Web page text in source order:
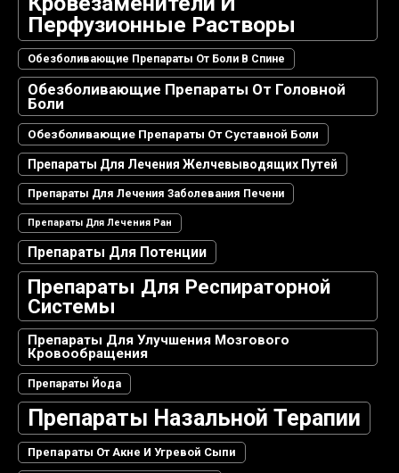
Перфузионные Растворы
Обезболивающие Препараты От Боли В Спине
Обезболивающие Препараты От Головной
Боли
Обезболивающие Препараты От Суставной Боли
Препараты Для Лечения Желчевыводящих Путей
Препараты Для Лечения Заболевания Печени
Препараты Для Лечения Ран
Препараты Для Потенции
Препараты Для Респираторной
Системы
Препараты Для Улучшения Мозгового
Кровообращения
Препараты Йода
Препараты Назальной Терапии
Препараты От Акне И Угревой Сыпи